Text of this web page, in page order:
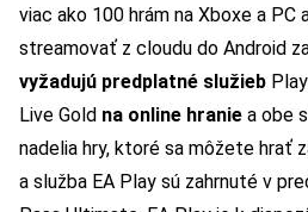
viac ako 100 hrám na Xboxe a PC
streamovať z cloudu do Android
vyžadujú predplatné služieb
Live Gold na online hranie a obe
nadelia hry, ktoré sa môžete hrať
a služba EA Play sú zahrnuté v